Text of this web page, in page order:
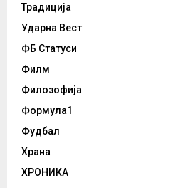
Традиција
Ударна Вест
ФБ Статуси
Филм
Филозофија
Формула1
Фудбал
Храна
ХРОНИКА